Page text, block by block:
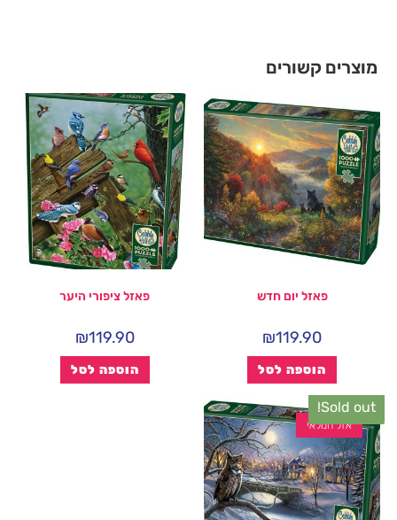
מוצרים קשורים
פאזל יום חדש
₪119.90
הוספה לסל
פאזל ציפורי היער
₪119.90
הוספה לסל
Sold out!
אזל המלאי